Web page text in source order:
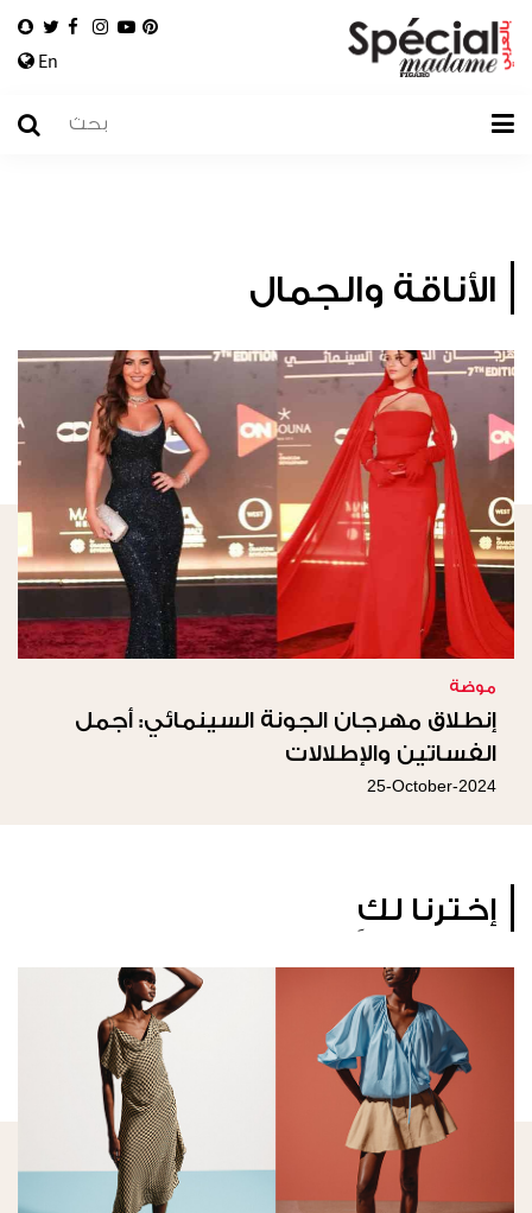
En
الأناقة والجمال
موضة
إنطلاق مهرجان الجونة السينمائي: أجمل
الفساتين والإطلالات
25-October-2024
إخترنا لكِ